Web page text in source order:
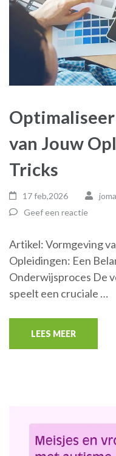
van Jouw
Tricks
17 feb,2026
Geef een reactie
Artikel: Vormgeving
Opleidingen: Een
Onderwijsproces De
speelt een cruciale …
LEES MEER